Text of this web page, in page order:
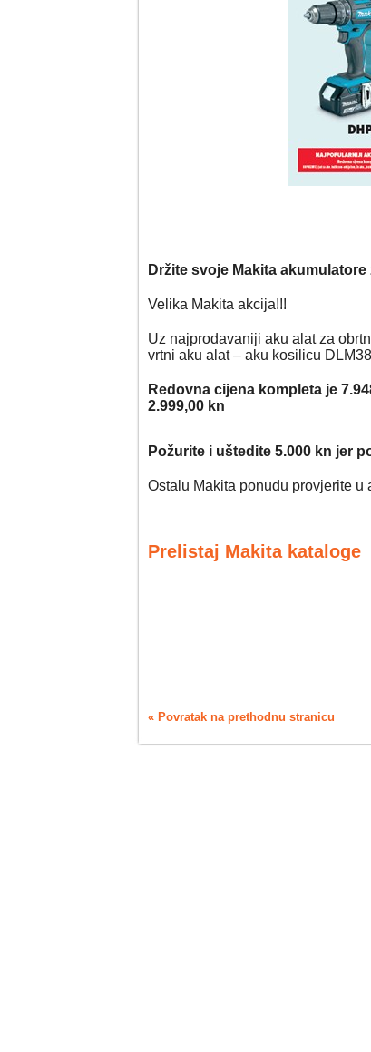
Držite svoje Makita
Velika Makita akcija!!!
Uz najprodavaniji aku alat za
vrtni aku alat – aku kosilicu
Redovna cijena kompleta je
2.999,00 kn
Požurite i uštedite 5.000 kn jer
Ostalu Makita ponudu provjerite
Prelistaj Makita kataloge
« Povratak na prethodnu stranicu